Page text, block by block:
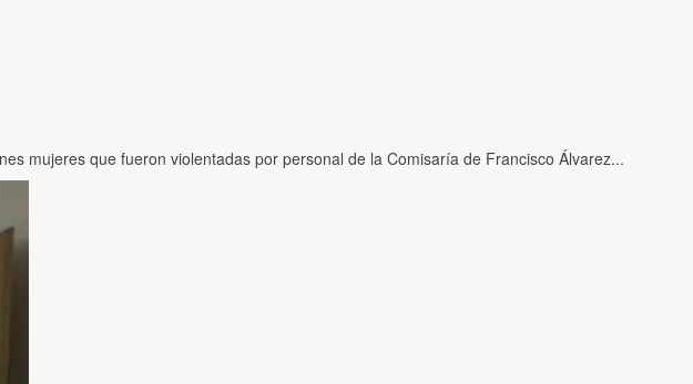
mujeres que fueron violentadas por personal de la Comisaría de Francisco Álvarez...